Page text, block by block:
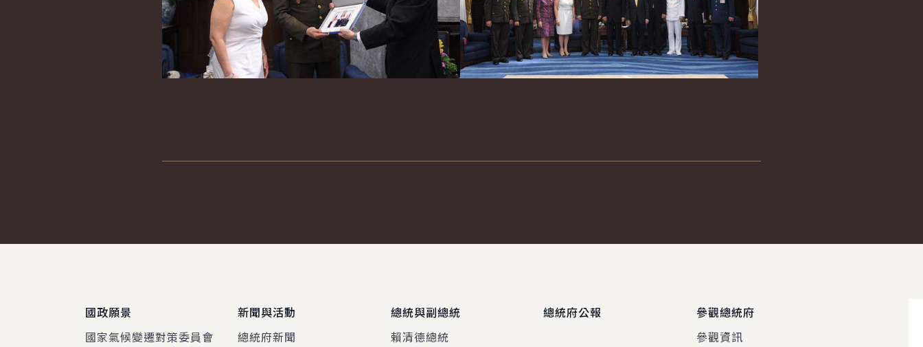
國政願景
國家氣候變遷對策委員會
新聞與活動
總統府新聞
總統與副總統
賴清德總統
總統府公報
參觀總統府
參觀資訊